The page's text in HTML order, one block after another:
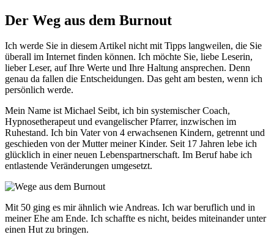
Der Weg aus dem Burnout
Ich werde Sie in diesem Artikel nicht mit Tipps langweilen, die Sie
überall im Internet finden können. Ich möchte Sie, liebe Leserin,
lieber Leser, auf Ihre Werte und Ihre Haltung ansprechen. Denn
genau da fallen die Entscheidungen. Das geht am besten, wenn ich
persönlich werde.
Mein Name ist Michael Seibt, ich bin systemischer Coach,
Hypnosetherapeut und evangelischer Pfarrer, inzwischen im
Ruhestand. Ich bin Vater von 4 erwachsenen Kindern, getrennt und
geschieden von der Mutter meiner Kinder. Seit 17 Jahren lebe ich
glücklich in einer neuen Lebenspartnerschaft. Im Beruf habe ich
entlastende Veränderungen umgesetzt.
Mit 50 ging es mir ähnlich wie Andreas. Ich war beruflich und in
meiner Ehe am Ende. Ich schaffte es nicht, beides miteinander unter
einen Hut zu bringen.